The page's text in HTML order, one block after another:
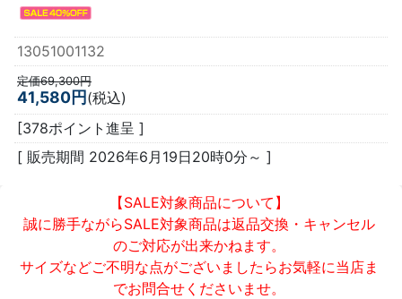
13051001132
定価69,300円
41,580円(税込)
[378ポイント進呈 ]
[ 販売期間 2026年6月19日20時0分 ～ ]
【SALE対象商品について】
誠に勝手ながらSALE対象商品は返品交換・キャンセル
のご対応が出来かねます。
サイズなどご不明な点がございましたらお気軽に当店ま
でお問合せくださいませ。